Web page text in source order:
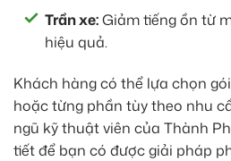
Trần xe:Giảm tiếng ồn từ
hiệu quả.
Khách hàng có thể lựa chọn
hoặc từng phần tùy theo nhu
ngũ kỹ thuật viên của Thành
tiết để bạn có được giải pháp